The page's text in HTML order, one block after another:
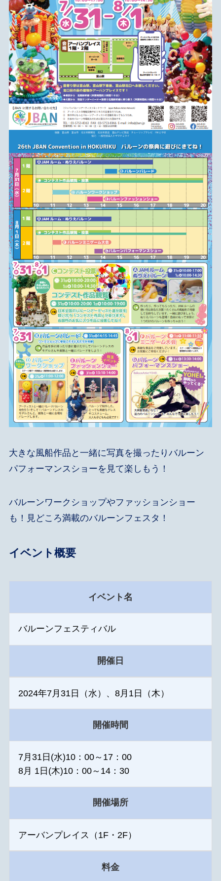
大きな風船作品と一緒に写真を撮ったりバルーン
パフォーマンスショーを見て楽しもう！
バルーンワークショップやファッションショー
も！見どころ満載のバルーンフェスタ！
イベント概要
イベント名
バルーンフェスティバル
開催日
2024年7月31日（水）、8月1日（木）
開催時間
7月31日(水)10：00～17：00
8月 1日(木)10：00～14：30
開催場所
アーバンプレイス（1F・2F）
料金